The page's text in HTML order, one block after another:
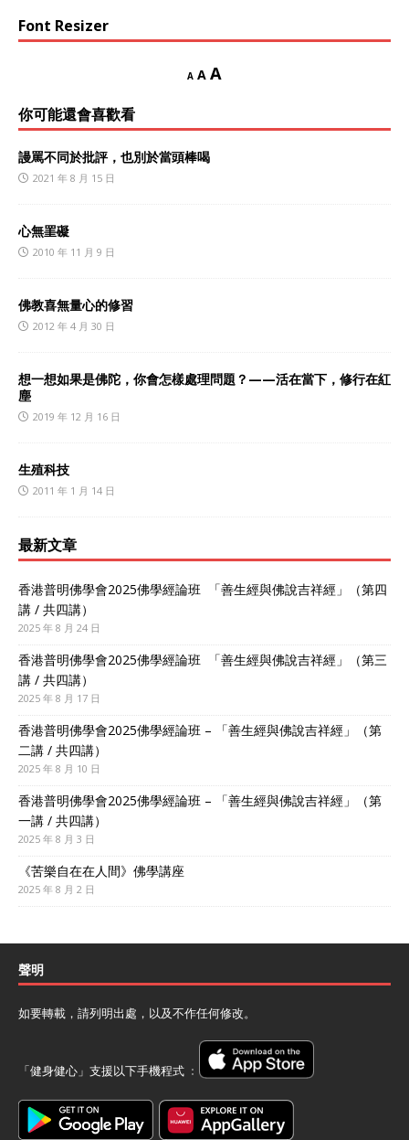
Font Resizer
A A A
你可能還會喜歡看
謾罵不同於批評，也別於當頭棒喝
2021 年 8 月 15 日
心無罣礙
2010 年 11 月 9 日
佛教喜無量心的修習
2012 年 4 月 30 日
想一想如果是佛陀，你會怎樣處理問題？——活在當下，修行在紅
塵
2019 年 12 月 16 日
生殖科技
2011 年 1 月 14 日
最新文章
香港普明佛學會2025佛學經論班 「善生經與佛說吉祥經」（第四
講 / 共四講）
2025 年 8 月 24 日
香港普明佛學會2025佛學經論班 「善生經與佛說吉祥經」（第三
講 / 共四講）
2025 年 8 月 17 日
香港普明佛學會2025佛學經論班 – 「善生經與佛說吉祥經」（第
二講 / 共四講）
2025 年 8 月 10 日
香港普明佛學會2025佛學經論班 – 「善生經與佛說吉祥經」（第
一講 / 共四講）
2025 年 8 月 3 日
《苦樂自在在人間》佛學講座
2025 年 8 月 2 日
聲明
如要轉載，請列明出處，以及不作任何修改。
「健身健心」支援以下手機程式 ﹕